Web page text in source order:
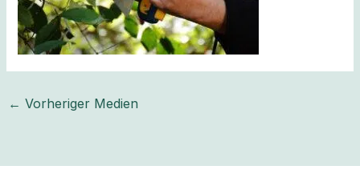
← Vorheriger Medien